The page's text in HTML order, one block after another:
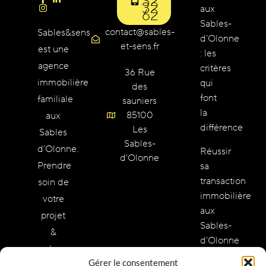
Gérer le consentement
Sables&sens
est une
agence
immobilière
familiale
aux
Sables
d’Olonne.
Prendre
soin de
votre
projet
&
redonner
32
62
contact@sables-
et-sens.fr
36 Rue
des
sauniers
85100
Les
Sables-
d'Olonne
aux
Sables-
d’Olonne
: les
critères
qui
font
la
différence
Réussir
sa
transaction
immobilière
aux
Sables-
d’Olonne